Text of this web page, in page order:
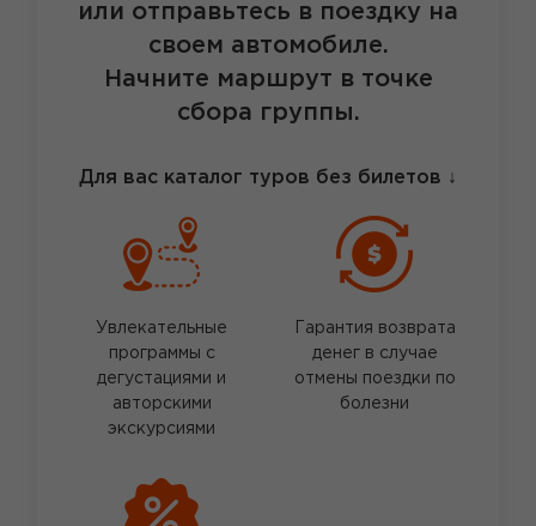
или отправьтесь в поездку на
своем автомобиле.
Начните маршрут в точке
сбора группы.
Для вас каталог туров без билетов ↓
Увлекательные
программы с
дегустациями и
авторскими
экскурсиями
Гарантия возврата
денег в случае
отмены поездки по
болезни